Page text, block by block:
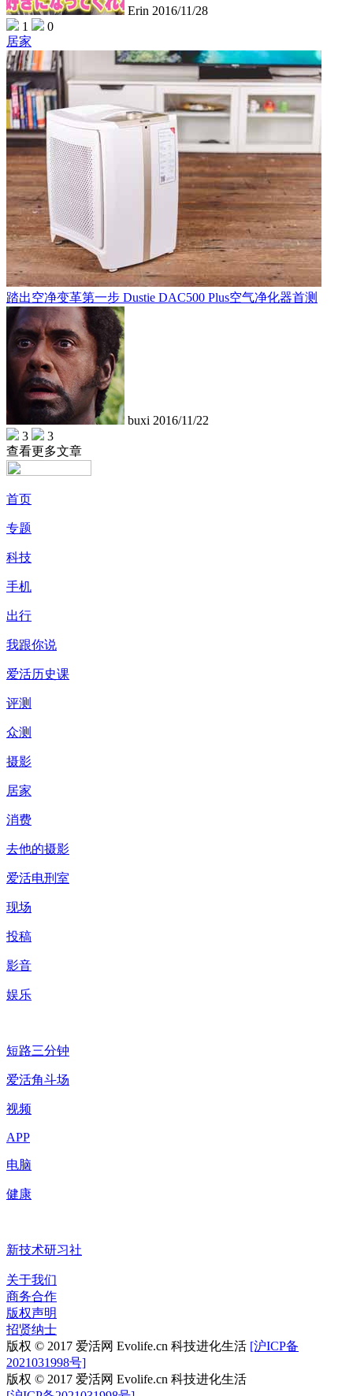
Erin 2016/11/28
1
0
居家
踏出空净变革第一步 Dustie DAC500 Plus空气净化器首测
buxi 2016/11/22
3
3
查看更多文章
首页
专题
科技
手机
出行
我跟你说
爱活历史课
评测
众测
摄影
居家
消费
去他的摄影
爱活电刑室
现场
投稿
影音
娱乐
短路三分钟
爱活角斗场
视频
APP
电脑
健康
新技术研习社
关于我们
商务合作
版权声明
招贤纳士
版权 © 2017 爱活网 Evolife.cn 科技进化生活 [沪ICP备
2021031998号]
版权 © 2017 爱活网 Evolife.cn 科技进化生活